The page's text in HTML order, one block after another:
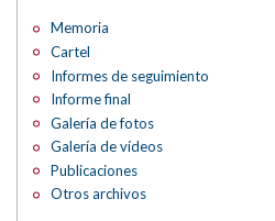
Memoria
Cartel
Informes de seguimiento
Informe final
Galería de fotos
Galería de vídeos
Publicaciones
Otros archivos